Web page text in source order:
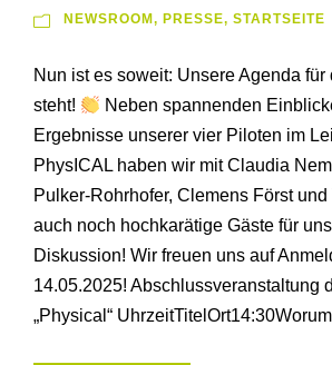
NEWSROOM , PRESSE, STARTSEITE
Nun ist es soweit: Unsere Agenda
steht!
Neben spannenden
Ergebnisse unserer vier Piloten im
PhysICAL haben wir mit Claudia
Pulker-Rohrhofer, Clemens Först
auch noch hochkarätige Gäste für
Diskussion! Wir freuen uns auf
14.05.2025! Abschlussveranstaltung
„Physical“